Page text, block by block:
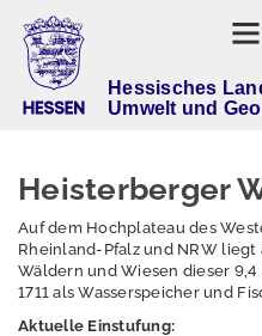
d
e
s
e
e
n
Hessisches
Umwelt und
Heisterberger
Auf dem Hochplateau des
Rheinland-Pfalz und NRW
Wäldern und Wiesen dieser
1711 als Wasserspeicher und
Aktuelle Einstufung: